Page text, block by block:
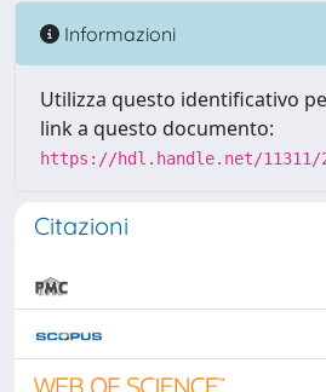
Informazioni
Utilizza questo identificativo
link a questo documento:
https://hdl.handle.net/11311/
Citazioni